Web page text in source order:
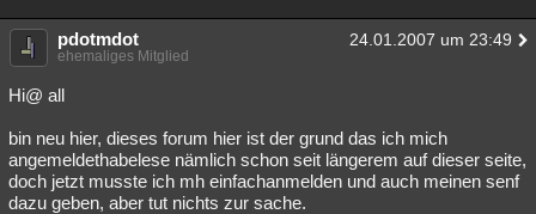
pdotmdot 24.01.2007 um 23:49
ehemaliges Mitglied
Hi@ all
bin neu hier, dieses forum hier ist der grund das ich mich
angemeldethabelese nämlich schon seit längerem auf dieser seite,
doch jetzt musste ich mh einfachanmelden und auch meinen senf
dazu geben, aber tut nichts zur sache.